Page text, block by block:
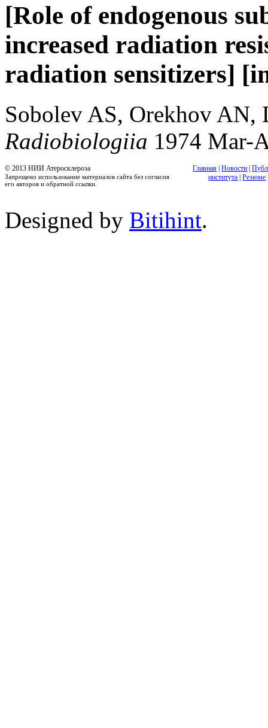
[Role of endogenous
increased radiation
radiation sensitizers]
Sobolev AS, Orekhov
Radiobiologiia 1974 Mar-
© 2013 НИИ Атеросклероза
Запрещено использование материалов сайта без согласия
его авторов и обратной ссылки.
Главная |Новости |
института |Резюме
Designed by Bitihint.